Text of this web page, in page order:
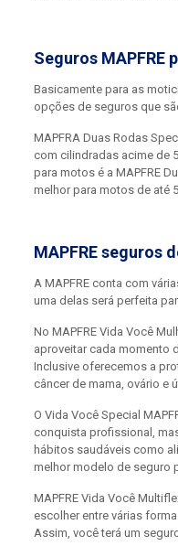
Seguros MAPFRE
Basicamente para as
opções de seguros que
MAPFRA Duas Rodas
com cilindradas acime de
para motos é a MAPFRE
melhor para motos de até
MAPFRE seguros
A MAPFRE conta com
uma delas será perfeita
No MAPFRE Vida Você
aproveitar cada momento
Inclusive oferecemos a
câncer de mama, ovário e
O Vida Você Special
conquista profissional,
hábitos saudáveis como
melhor modelo de seguro
MAPFRE Vida Você
escolher entre várias
Assim, você terá um